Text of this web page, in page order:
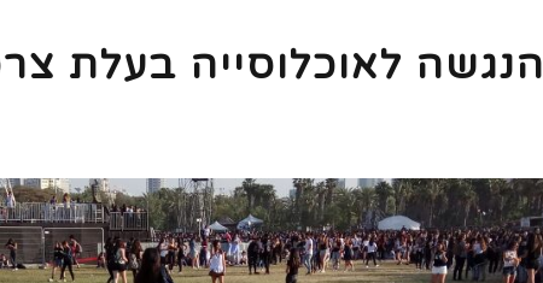
הנגשה לאוכלוסייה בעלת